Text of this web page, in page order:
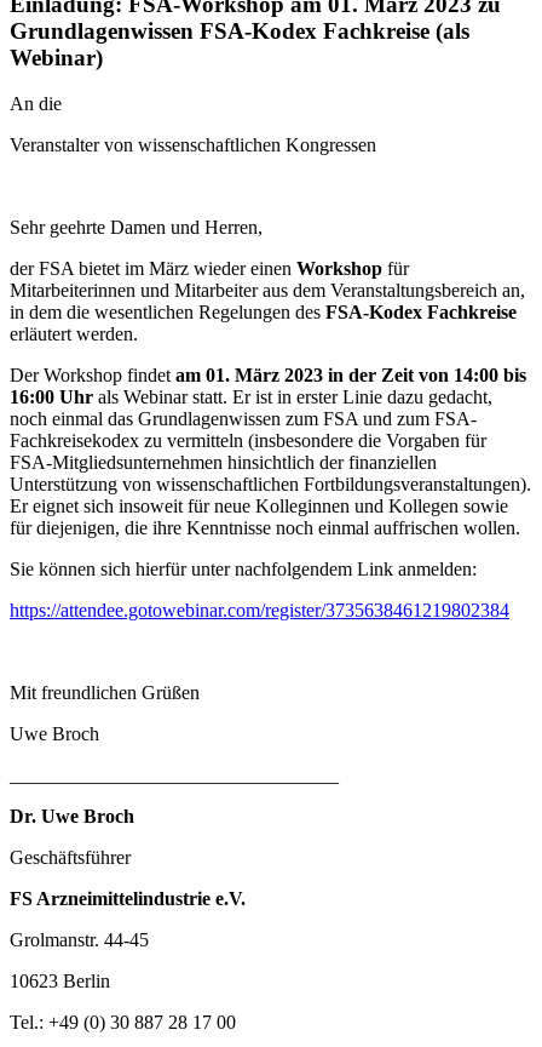
Grundlagenwissen FSA-Kodex Fachkreise (als
Webinar)
An die
Veranstalter von wissenschaftlichen Kongressen
Sehr geehrte Damen und Herren,
der FSA bietet im März wieder einen Workshop für
Mitarbeiterinnen und Mitarbeiter aus dem Veranstaltungsbereich an,
in dem die wesentlichen Regelungen des FSA-Kodex Fachkreise
erläutert werden.
Der Workshop findetam 01. März 2023 in der Zeit von 14:00 bis
16:00 Uhr als Webinar statt. Er ist in erster Linie dazu gedacht,
noch einmal das Grundlagenwissen zum FSA und zum FSA-
Fachkreisekodex zu vermitteln (insbesondere die Vorgaben für
FSA-Mitgliedsunternehmen hinsichtlich der finanziellen
Unterstützung von wissenschaftlichen Fortbildungsveranstaltungen).
Er eignet sich insoweit für neue Kolleginnen und Kollegen sowie
für diejenigen, die ihre Kenntnisse noch einmal auffrischen wollen.
Sie können sich hierfür unter nachfolgendem Link anmelden:
https://attendee.gotowebinar.com/register/3735638461219802384
Mit freundlichen Grüßen
Uwe Broch
Dr. Uwe Broch
Geschäftsführer
FS Arzneimittelindustrie e.V.
Grolmanstr. 44-45
10623 Berlin
Tel.: +49 (0) 30 887 28 17 00